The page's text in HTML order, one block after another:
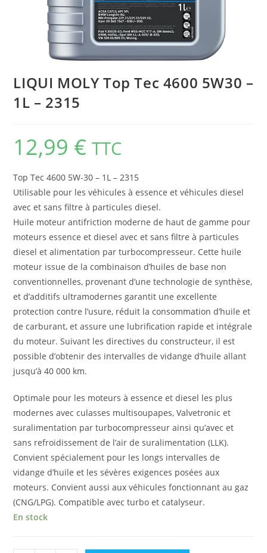
LIQUI MOLY Top Tec 4600 5W30 –
1L – 2315
12,99 € TTC
Top Tec 4600 5W-30 – 1L – 2315
Utilisable pour les véhicules à essence et véhicules diesel
avec et sans filtre à particules diesel.
Huile moteur antifriction moderne de haut de gamme pour
moteurs essence et diesel avec et sans filtre à particules
diesel et alimentation par turbocompresseur. Cette huile
moteur issue de la combinaison d’huiles de base non
conventionnelles, provenant d’une technologie de synthèse,
et d’additifs ultramodernes garantit une excellente
protection contre l’usure, réduit la consommation d’huile et
de carburant, et assure une lubrification rapide et intégrale
du moteur. Suivant les directives du constructeur, il est
possible d’obtenir des intervalles de vidange d’huile allant
jusqu’à 40 000 km.
Optimale pour les moteurs à essence et diesel les plus
modernes avec culasses multisoupapes, Valvetronic et
suralimentation par turbocompresseur ainsi qu’avec et
sans refroidissement de l’air de suralimentation (LLK).
Convient spécialement pour les longs intervalles de
vidange d’huile et les sévères exigences posées aux
moteurs. Convient aussi aux véhicules fonctionnant au gaz
(CNG/LPG). Compatible avec turbo et catalyseur.
En stock